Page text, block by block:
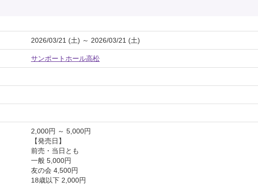
2026/03/21 (土) ～ 2026/03/21 (土)
サンポートホール高松
2,000円 ～ 5,000円
【発売日】
前売・当日とも
一般 5,000円
友の会 4,500円
18歳以下 2,000円